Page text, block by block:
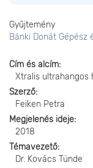
Gyűjtemény
Bánki Donát Gépész
Cím és alcím
Xtralis ultrahangos
Szerző
Feiken Petra
Megjelenés ideje
2018
Témavezető
Dr. Kovács Tünde